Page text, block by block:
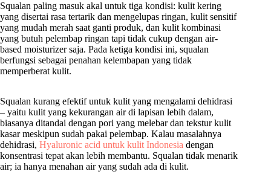
Squalan paling masuk akal untuk tiga kondisi: kulit kering
yang disertai rasa tertarik dan mengelupas ringan, kulit sensitif
yang mudah merah saat ganti produk, dan kulit kombinasi
yang butuh pelembap ringan tapi tidak cukup dengan air-
based moisturizer saja. Pada ketiga kondisi ini, squalan
berfungsi sebagai penahan kelembapan yang tidak
memperberat kulit.
Squalan kurang efektif untuk kulit yang mengalami dehidrasi
– yaitu kulit yang kekurangan air di lapisan lebih dalam,
biasanya ditandai dengan pori yang melebar dan tekstur kulit
kasar meskipun sudah pakai pelembap. Kalau masalahnya
dehidrasi, Hyaluronic acid untuk kulit Indonesia dengan
konsentrasi tepat akan lebih membantu. Squalan tidak menarik
air; ia hanya menahan air yang sudah ada di kulit.